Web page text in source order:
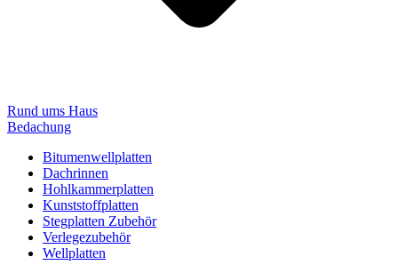
Rund ums Haus
Bedachung
Bitumenwellplatten
Dachrinnen
Hohlkammerplatten
Kunststoffplatten
Stegplatten Zubehör
Verlegezubehör
Wellplatten